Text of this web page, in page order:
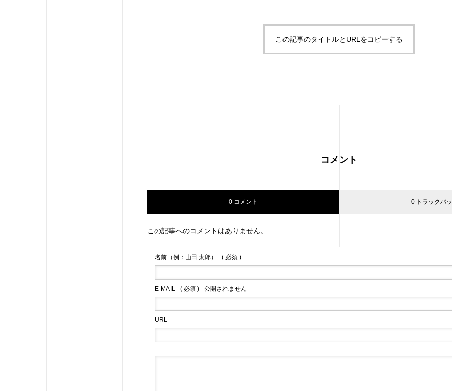
この記事のタイトルとURLをコピーする
コメント
0 コメント 0 トラックバ
この記事へのコメントはありません。
名前（例：山田 太郎） ( 必須 )
E-MAIL ( 必須 ) - 公開されません -
URL